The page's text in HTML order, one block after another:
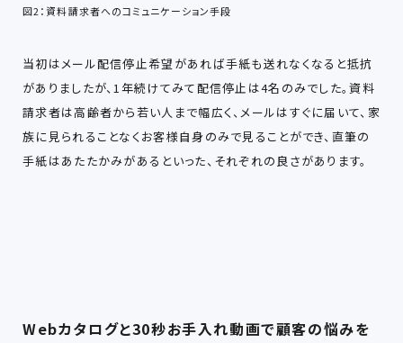
図2：資料請求者へのコミュニケーション手段
当初はメール配信停止希望があれば手紙も送れなくなると抵抗
がありましたが、1年続けてみて配信停止は4名のみでした。資料
請求者は高齢者から若い人まで幅広く、メールはすぐに届いて、家
族に見られることなくお客様自身のみで見ることができ、直筆の
手紙はあたたかみがあるといった、それぞれの良さがあります。
Webカタログと30秒お手入れ動画で顧客の悩みを